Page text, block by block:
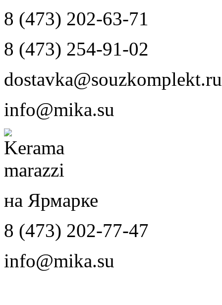
8 (473) 202-63-71
8 (473) 254-91-02
dostavka@souzkomplekt.ru
info@mika.su
на Ярмарке
8 (473) 202-77-47
info@mika.su